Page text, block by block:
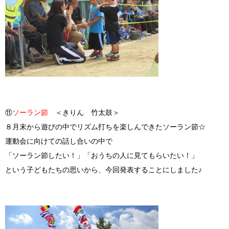
⑪ソーラン節 ＜きりん 竹太鼓＞
８月末から遊びの中でリズム打ちを楽しんできたソーラン節☆
運動会に向けての話し合いの中で
「ソーラン節したい！」「おうちの人に見てもらいたい！」
という子どもたちの思いから、今回発表することにしました♪